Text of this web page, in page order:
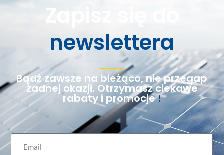
Zapisz się do
newslettera
Bądź zawsze na bieżąco, nie przegap
żadnej okazji. Otrzymasz ciekawe
rabaty i promocje!